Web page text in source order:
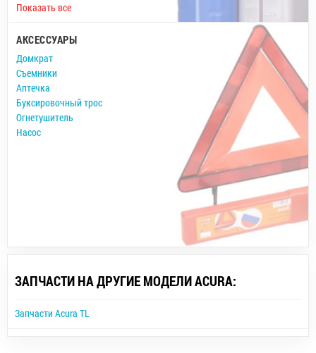
Показать все
АКСЕССУАРЫ
Домкрат
Съемники
Аптечка
Буксировочный трос
Огнетушитель
Насос
ЗАПЧАСТИ НА ДРУГИЕ МОДЕЛИ ACURA:
Запчасти Acura TL